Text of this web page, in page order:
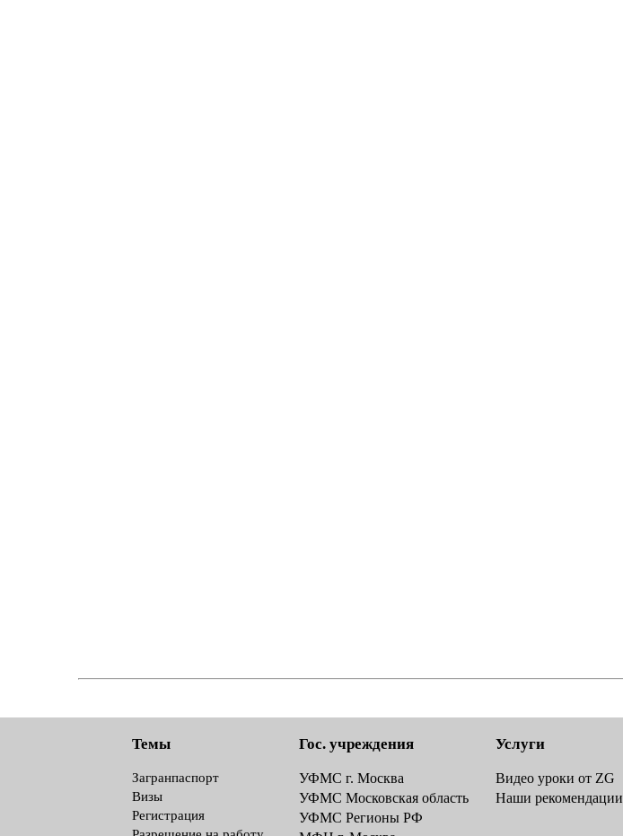
Темы
Загранпаспорт
Визы
Регистрация
Гос. учреждения
УФМС г. Москва
УФМС Московская область
УФМС Регионы РФ
Услуги
Видео уроки от ZG
Наши рекомендации